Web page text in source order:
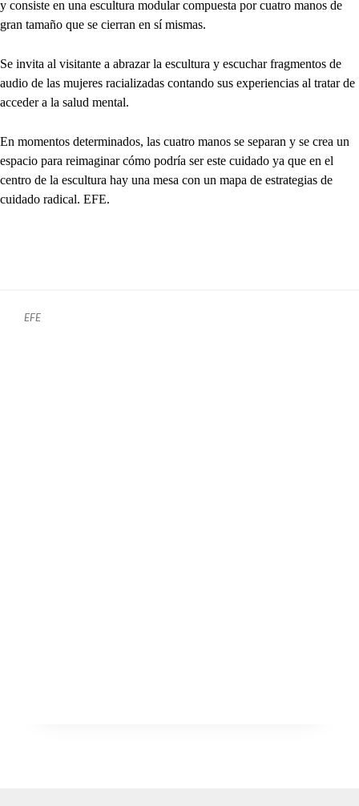
y consiste en una escultura modular compuesta por cuatro manos de
gran tamaño que se cierran en sí mismas.
Se invita al visitante a abrazar la escultura y escuchar fragmentos de
audio de las mujeres racializadas contando sus experiencias al tratar de
acceder a la salud mental.
En momentos determinados, las cuatro manos se separan y se crea un
espacio para reimaginar cómo podría ser este cuidado ya que en el
centro de la escultura hay una mesa con un mapa de estrategias de
cuidado radical. EFE.
EFE